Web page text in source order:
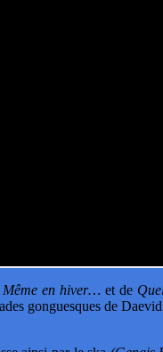
Même en hiver… et de
gonguesques de